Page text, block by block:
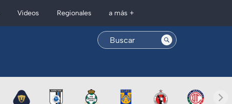
Videos Regionales a más +